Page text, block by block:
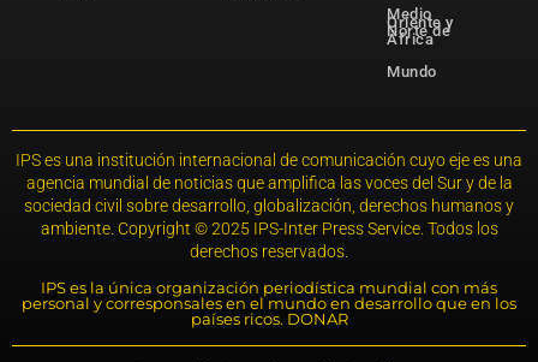
Medio
Oriente y
Norte de
África
Mundo
IPS es una institución internacional de comunicación cuyo eje es una
agencia mundial de noticias que amplifica las voces del Sur y de la
sociedad civil sobre desarrollo, globalización, derechos humanos y
ambiente. Copyright © 2025 IPS-Inter Press Service. Todos los
derechos reservados.
IPS es la única organización periodística mundial con más
personal y corresponsales en el mundo en desarrollo que en los
países ricos. DONAR